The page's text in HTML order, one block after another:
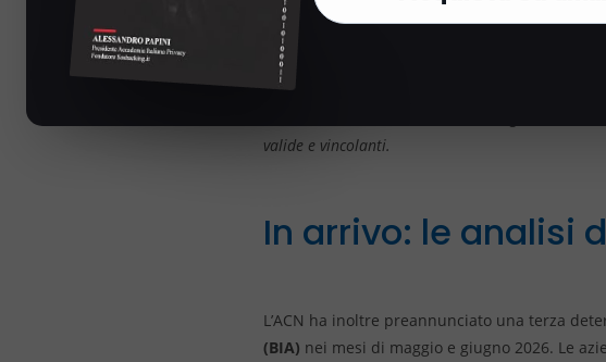
Entro il 31 dicembre 2026:
designazione
Dal 1° gennaio 2027:
Nota bene: se la vostra azienda era già inclusa
valide e vincolanti.
In arrivo: le analisi
L’ACN ha inoltre preannunciato una terza
(BIA) nei mesi di maggio e giugno 2026. Le